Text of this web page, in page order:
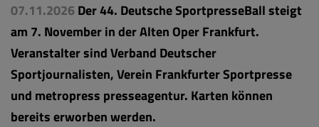
07.11.2026Der 44. Deutsche SportpresseBall steigt
am 7. November in der Alten Oper Frankfurt.
Veranstalter sind Verband Deutscher
Sportjournalisten, Verein Frankfurter Sportpresse
und metropress presseagentur. Karten können
bereits erworben werden.